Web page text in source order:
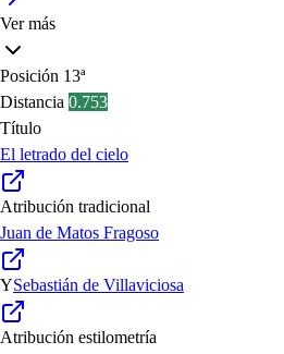
Ver más
Posición 13ª
Distancia 0.753
Título
El letrado del cielo
Atribución tradicional
Juan de Matos Fragoso
YSebastián de Villaviciosa
Atribución estilometría